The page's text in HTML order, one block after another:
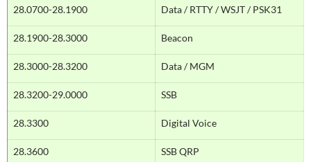
28.0700-28.1900 Data / RTTY / WSJT / PSK31
28.1900-28.3000 Beacon
28.3000-28.3200 Data / MGM
28.3200-29.0000 SSB
28.3300 Digital Voice
28.3600 SSB QRP